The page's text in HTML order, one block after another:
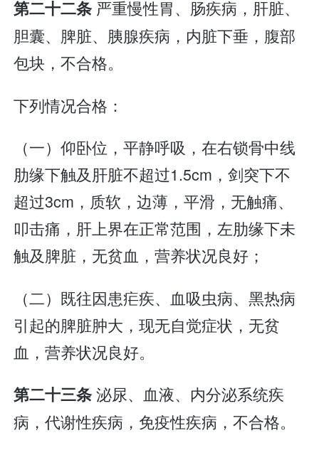
第二十二条 严重慢性胃、肠疾病，肝脏、
胆囊、脾脏、胰腺疾病，内脏下垂，腹部
包块，不合格。
下列情况合格：
（一）仰卧位，平静呼吸，在右锁骨中线
肋缘下触及肝脏不超过1.5cm，剑突下不
超过3cm，质软，边薄，平滑，无触痛、
叩击痛，肝上界在正常范围，左肋缘下未
触及脾脏，无贫血，营养状况良好；
（二）既往因患疟疾、血吸虫病、黑热病
引起的脾脏肿大，现无自觉症状，无贫
血，营养状况良好。
第二十三条泌尿、血液、内分泌系统疾
病，代谢性疾病，免疫性疾病，不合格。